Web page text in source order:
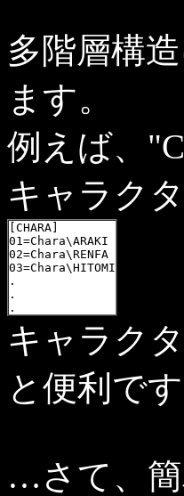
多階層構
ます。
例えば、
キャラク
[CHARA]
01=Chara\ARAKI
02=Chara\RENFA
03=Chara\HITOMI
.
.
.
キャラク
と便利です
…さて、